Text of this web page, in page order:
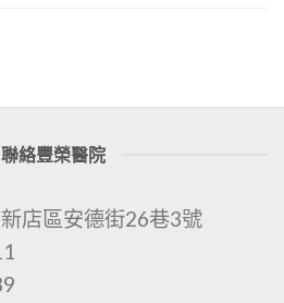
聯絡豐榮醫院
店區安德街26巷3號